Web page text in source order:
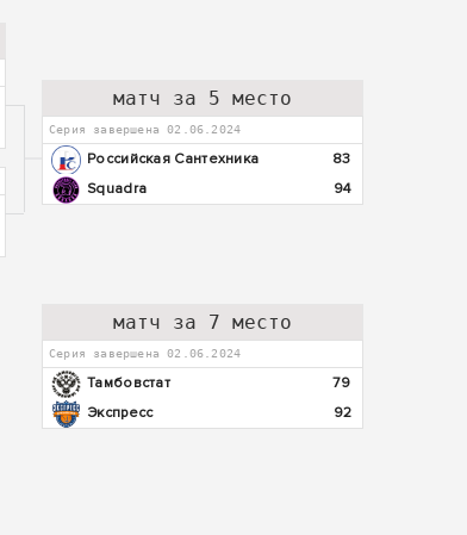
матч за 5 место
Серия завершена 02.06.2024
Российская Сантехника
83
Squadra
94
матч за 7 место
Серия завершена 02.06.2024
Тамбовстат
79
Экспресс
92